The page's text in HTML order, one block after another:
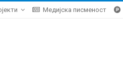
Медијска писменост